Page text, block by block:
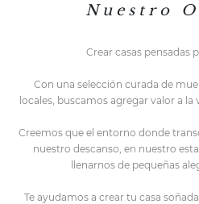
N u e s t r o O
Crear casas pensadas
Con una selección curada de
locales, buscamos agregar valor a la
Creemos que el entorno donde
nuestro descanso, en nuestro
llenarnos de pequeñas
Te ayudamos a crear tu casa